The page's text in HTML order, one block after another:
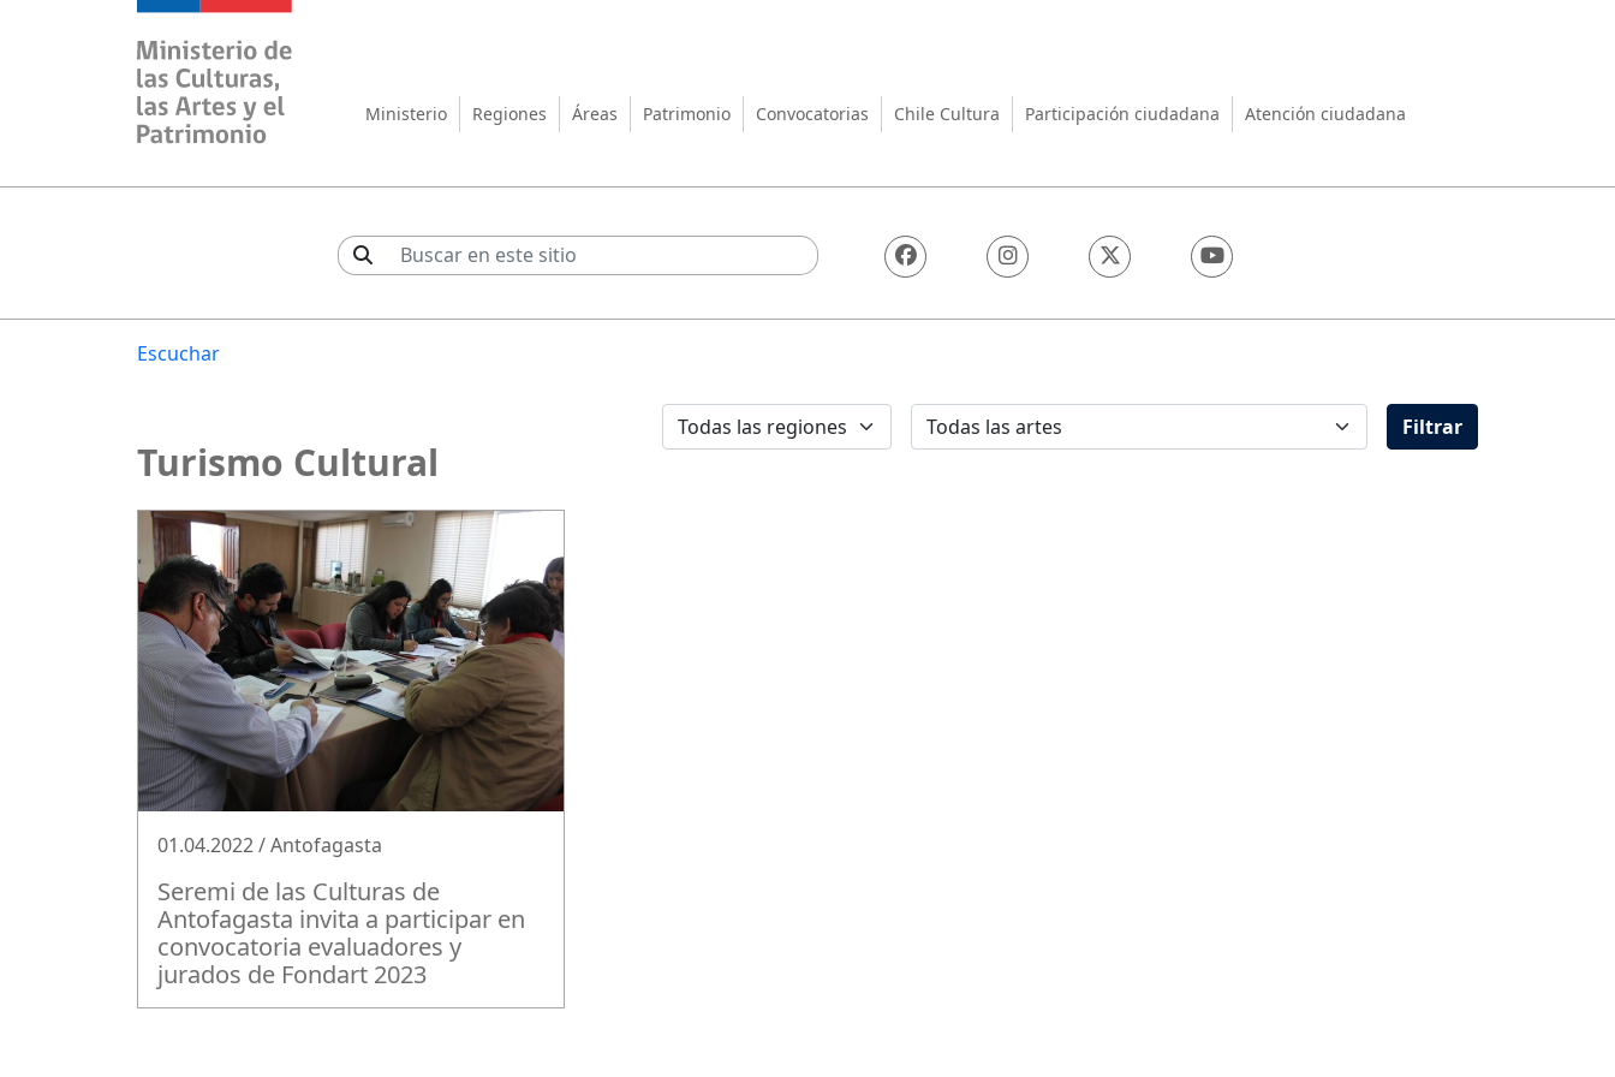
Ministerio de las Culturas, las Artes y el Patrimonio
Ministerio Regiones Áreas Patrimonio Convocatorias Chile Cultura Participación ciudadana Atención ciudadana
Escuchar
Filtrar
Turismo Cultural
01.04.2022 / Antofagasta
Seremi de las Culturas de
Antofagasta invita a participar en
convocatoria evaluadores y
jurados de Fondart 2023